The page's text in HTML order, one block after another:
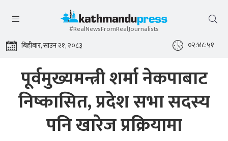
#RealNewsFromRealJournalists
बिहीबार, साउन २१, २०८३ ०२:४८:५२
पूर्वमुख्यमन्त्री शर्मा नेकपाबाट
निष्कासित, प्रदेश सभा सदस्य
पनि खारेज प्रक्रियामा